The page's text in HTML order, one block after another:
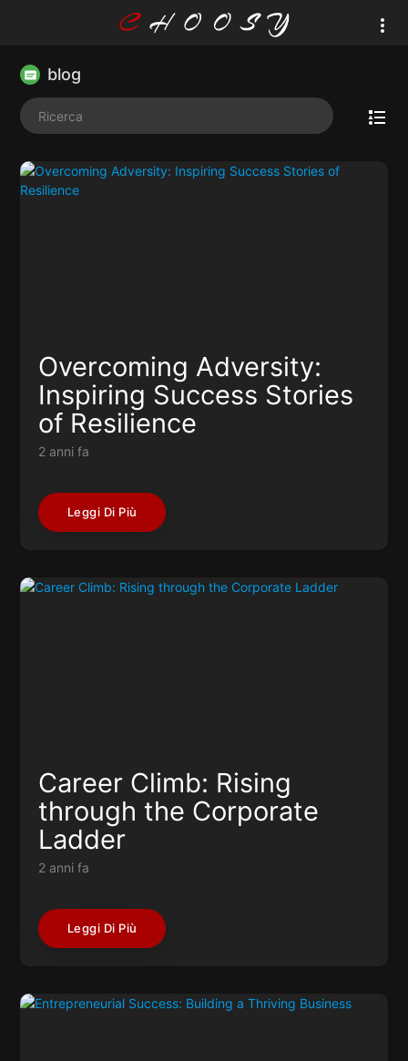
blog
Overcoming Adversity:
Inspiring Success Stories
of Resilience
2 anni fa
Leggi Di Più
Career Climb: Rising
through the Corporate
Ladder
2 anni fa
Leggi Di Più